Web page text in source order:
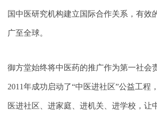
国中医研究机构建立国际合作关系，有效
广至全球。
御方堂始终将中医药的推广作为第一社会
2011年成功启动了“中医进社区”公益工程
医进社区、进家庭、进机关、进学校，让